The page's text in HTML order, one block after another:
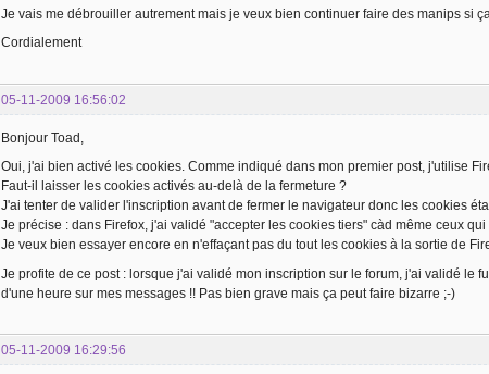
Je vais me débrouiller autrement mais je veux bien continuer faire des manips si
Cordialement
05-11-2009 16:56:02
Bonjour Toad,
Oui, j'ai bien activé les cookies. Comme indiqué dans mon premier post, j'utilise
Faut-il laisser les cookies activés au-delà de la fermeture ?
J'ai tenter de valider l'inscription avant de fermer le navigateur donc les cookies
Je précise : dans Firefox, j'ai validé "accepter les cookies tiers" càd même ceux
Je veux bien essayer encore en n'effaçant pas du tout les cookies à la sortie de
Je profite de ce post : lorsque j'ai validé mon inscription sur le forum, j'ai validé le
d'une heure sur mes messages !! Pas bien grave mais ça peut faire bizarre ;-)
05-11-2009 16:29:56